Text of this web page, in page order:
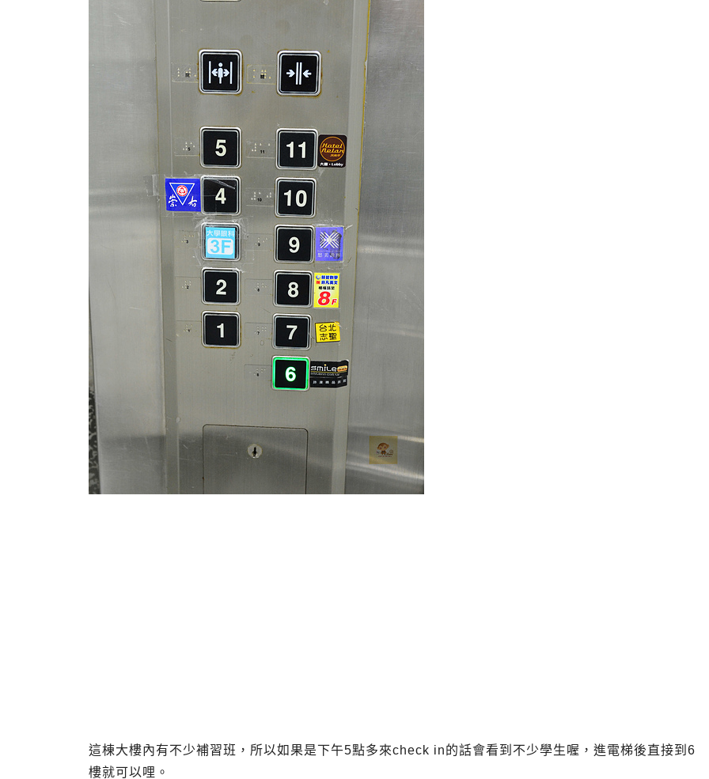
這棟大樓內有不少補習班，所以如果是下午5點多來check in的話會看到不少學生喔，進電梯後直接到6
樓就可以哩。